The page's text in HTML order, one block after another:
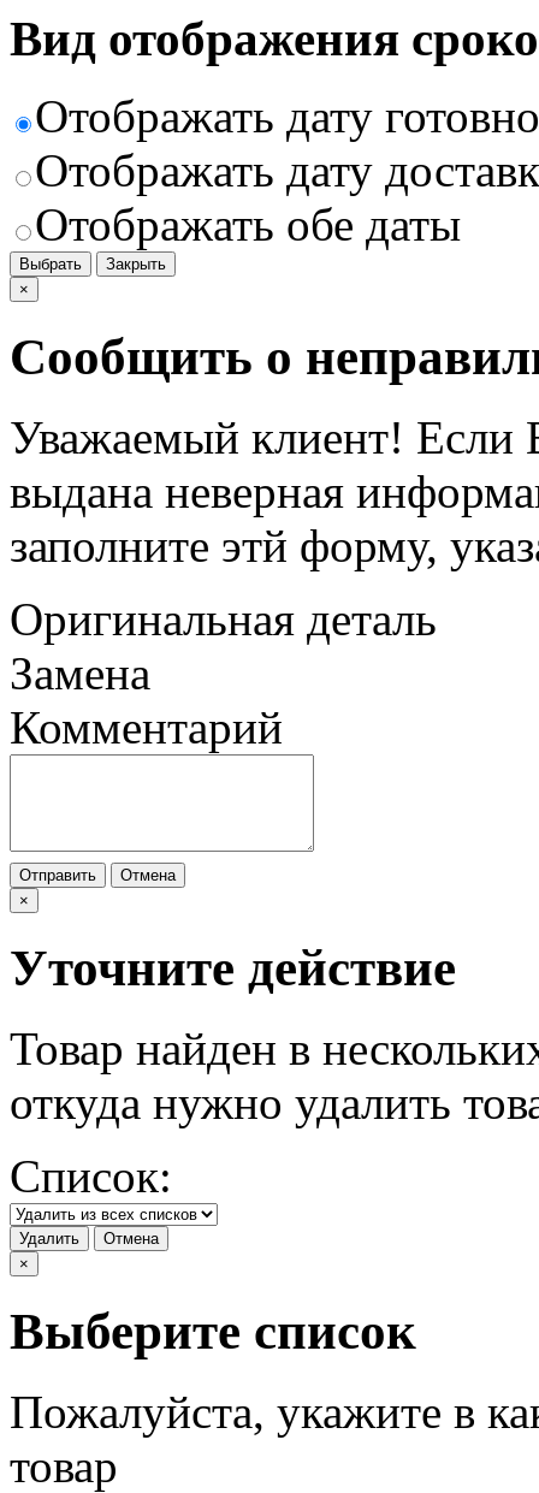
Вид отображения
Отображать дату
Отображать дату
Отображать обе даты
Выбрать
Закрыть
×
Сообщить о
Уважаемый клиент! Если
выдана неверная
заполните этй форму,
Оригинальная деталь
Замена
Комментарий
Отправить
Отмена
×
Уточните действие
Товар найден в
откуда нужно удалить
Список:
Удалить
Отмена
×
Выберите список
Пожалуйста, укажите в
товар